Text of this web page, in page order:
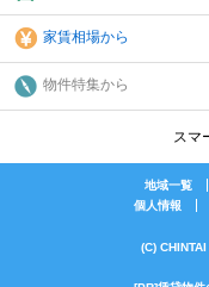
家賃相場から
物件特集から
スマ
地域一覧
個人情報
(C)